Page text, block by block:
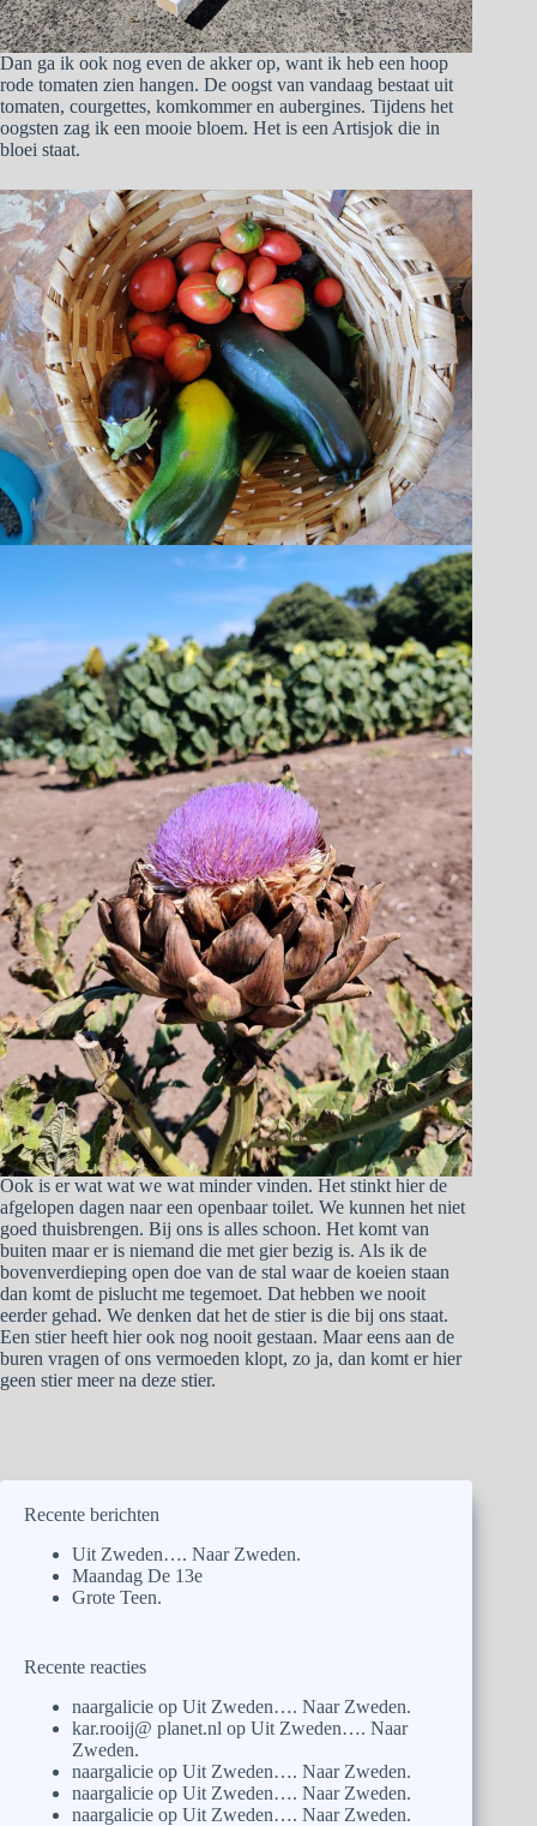
Dan ga ik ook nog even de akker op, want ik heb een hoop
rode tomaten zien hangen. De oogst van vandaag bestaat uit
tomaten, courgettes, komkommer en aubergines. Tijdens het
oogsten zag ik een mooie bloem. Het is een Artisjok die in
bloei staat.
Ook is er wat wat we wat minder vinden. Het stinkt hier de
afgelopen dagen naar een openbaar toilet. We kunnen het niet
goed thuisbrengen. Bij ons is alles schoon. Het komt van
buiten maar er is niemand die met gier bezig is. Als ik de
bovenverdieping open doe van de stal waar de koeien staan
dan komt de pislucht me tegemoet. Dat hebben we nooit
eerder gehad. We denken dat het de stier is die bij ons staat.
Een stier heeft hier ook nog nooit gestaan. Maar eens aan de
buren vragen of ons vermoeden klopt, zo ja, dan komt er hier
geen stier meer na deze stier.
Recente berichten
Uit Zweden…. Naar Zweden.
Maandag De 13e
Grote Teen.
Recente reacties
naargalicie op Uit Zweden…. Naar Zweden.
kar.rooij@ planet.nl op Uit Zweden…. Naar
Zweden.
naargalicie op Uit Zweden…. Naar Zweden.
naargalicie op Uit Zweden…. Naar Zweden.
naargalicie op Uit Zweden…. Naar Zweden.